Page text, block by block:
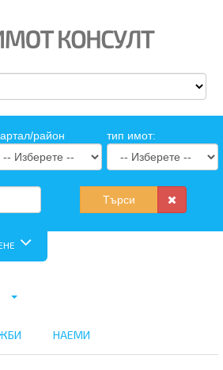
район тип имот:
Търси
НАЕМИ